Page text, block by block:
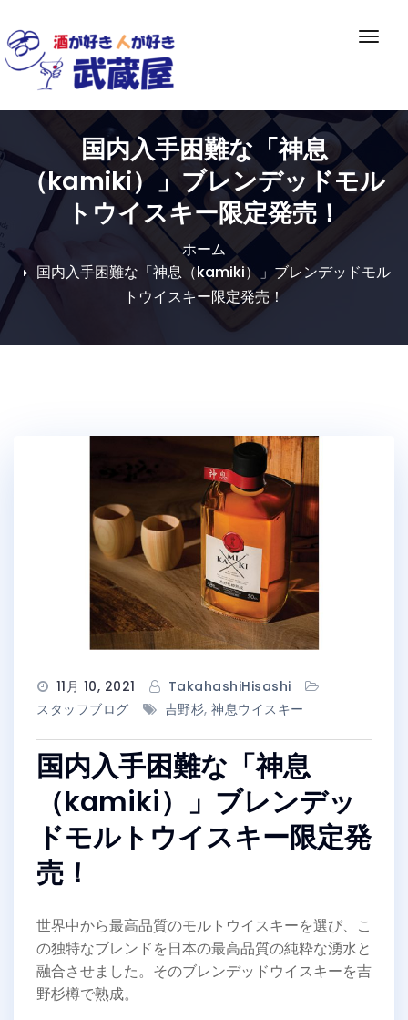
to
content
ナ
ー
シ
ン
切
り
国内入手困難な「神息
（kamiki）」ブレンデッドモル
トウイスキー限定発売！
ホーム
国内入手困難な「神息（kamiki）」ブレンデッドモル
トウイスキー限定発売！
11月 10, 2021
TakahashiHisashi
スタッフブログ
吉野杉, 神息ウイスキー
国内入手困難な「神息
（kamiki）」ブレンデッ
ドモルトウイスキー限定発
売！
世界中から最高品質のモルトウイスキーを選び、こ
の独特なブレンドを日本の最高品質の純粋な湧水と
融合させました。そのブレンデッドウイスキーを吉
野杉樽で熟成。